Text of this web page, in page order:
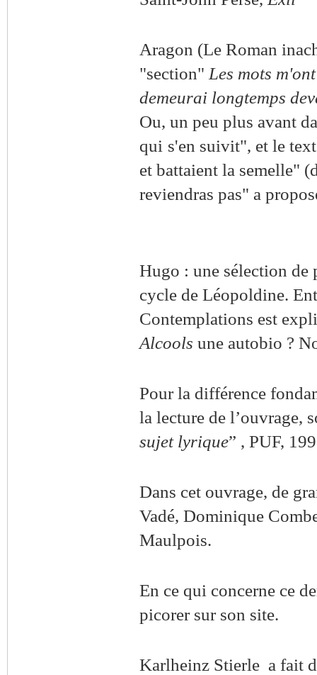
Aragon (Le Roman
"section" Les mots
demeurai longtemps
Ou, un peu plus avant
qui s'en suivit", et le
et battaient la semelle"
reviendras pas" a
Hugo : une sélection de
cycle de Léopoldine.
Contemplations est
Alcools une autobio ?
Pour la différence
la lecture de l’ouvrage,
sujet lyrique” , PUF,
Dans cet ouvrage, de
Vadé, Dominique
Maulpois.
En ce qui concerne ce
picorer sur son site.
Karlheinz Stierle a fait